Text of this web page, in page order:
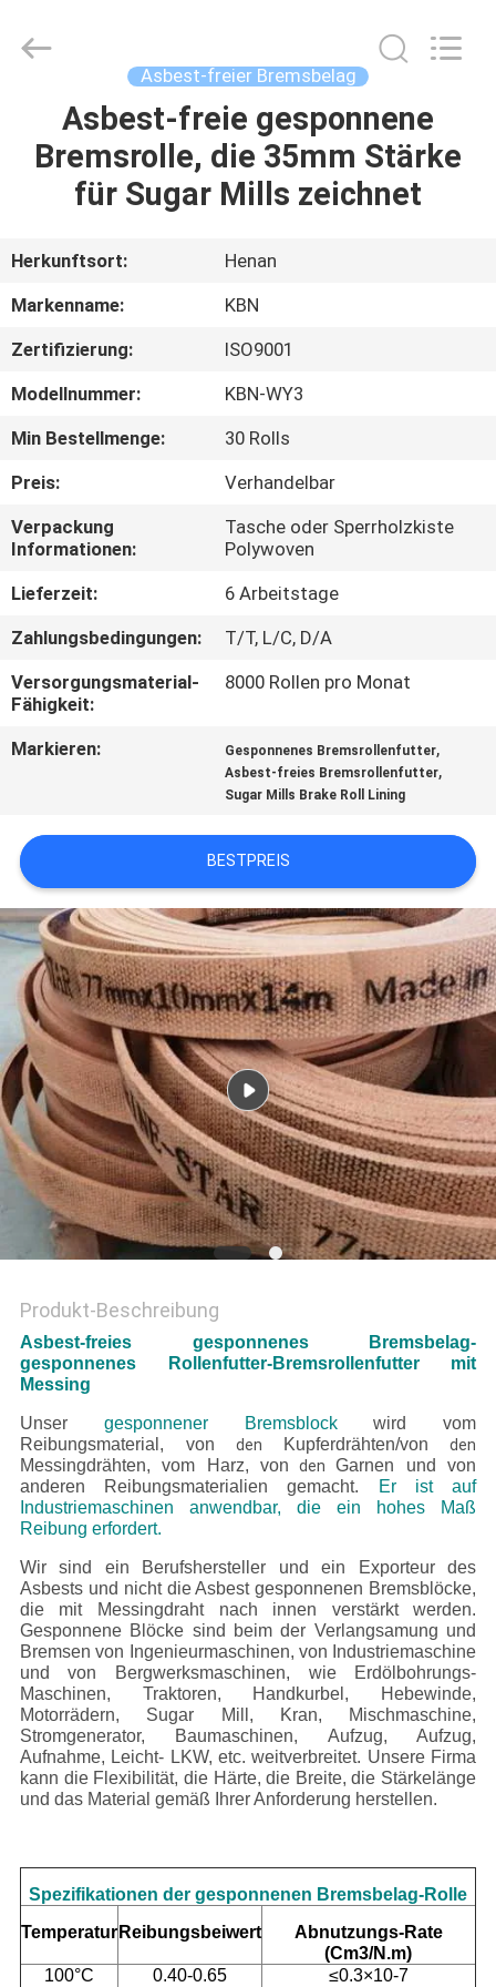
HAUS
PRODUKTE
ÜBER
UNS
FABRIK-
AUSFLUG
QUALITÄTSKONTROLLE
TRETEN
SIE
MIT
IN
VERBINDUNG
SIE EIN
ZITAT
SITEMAP
PRIVACY
POLICY
Asbest-freier Bremsbelag
Asbest-freie gesponnene
Bremsrolle, die 35mm Stärke
für Sugar Mills zeichnet
Herkunftsort:
Henan
Markenname:
KBN
Zertifizierung:
ISO9001
Modellnummer:
KBN-WY3
Min Bestellmenge:
30 Rolls
Preis:
Verhandelbar
Verpackung
Informationen:
Tasche oder Sperrholzkiste
Polywoven
Lieferzeit:
6 Arbeitstage
Zahlungsbedingungen:
T/T, L/C, D/A
Versorgungsmaterial-
Fähigkeit:
8000 Rollen pro Monat
Markieren: Gesponnenes Bremsrollenfutter,
Asbest-freies Bremsrollenfutter,
Sugar Mills Brake Roll Lining
BESTPREIS
Produkt-Beschreibung
Asbest-freies gesponnenes Bremsbelag-
gesponnenes Rollenfutter-Bremsrollenfutter mit
Messing
Unser gesponnener Bremsblockwird vom
Reibungsmaterial, von den Kupferdrähten/von den
Messingdrähten, vom Harz, von denGarnen und von
anderen Reibungsmaterialien gemacht.
Er ist auf
Industriemaschinen anwendbar, die ein hohes Maß
Reibung erfordert.
Wir sind ein Berufshersteller und ein Exporteur des
Asbests und nicht die Asbest gesponnenen Bremsblöcke,
die mit Messingdraht nach innen verstärkt werden.
Gesponnene Blöcke sind beim der Verlangsamung und
Bremsen von Ingenieurmaschinen, von Industriemaschine
und von Bergwerksmaschinen, wie Erdölbohrungs-
Maschinen, Traktoren, Handkurbel, Hebewinde,
Motorrädern, Sugar Mill, Kran, Mischmaschine,
Stromgenerator, Baumaschinen, Aufzug, Aufzug,
Aufnahme, Leicht- LKW, etc. weitverbreitet. Unsere Firma
kann die Flexibilität, die Härte, die Breite, die Stärkelänge
und das Material gemäß Ihrer Anforderung herstellen.
Spezifikationen der gesponnenen Bremsbelag-Rolle
Temperatur Reibungsbeiwert
Abnutzungs-Rate
(Cm3/N.m)
100°C
0.40-0.65 ≤0.3×10-7